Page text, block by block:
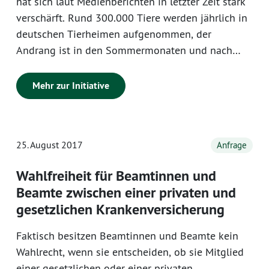
verschärft. Rund 300.000 Tiere werden jährlich in
deutschen Tierheimen aufgenommen, der
Andrang ist in den Sommermonaten und nach
stellt die hohe Anzahl von verwilderten Katzen
und von ausgesetzten Hunden dar. Ohne die
Kommunen in Rheinland-Pfalz kaum zu schaffen.
Mehr zur Initiative
25. August 2017 Anfrage
Wahlfreiheit für Beamtinnen und
Beamte zwischen einer privaten und
gesetzlichen Krankenversicherung
Faktisch besitzen Beamtinnen und Beamte kein
Wahlrecht, wenn sie entscheiden, ob sie Mitglied